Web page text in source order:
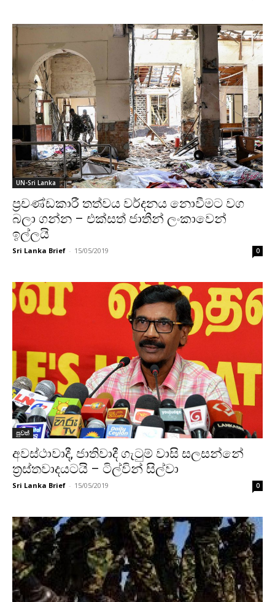
UN-Sri Lanka
ප්‍රචණ්ඩකාරී තත්වය වර්දනය ‌නොවීමට වග
බලා ගන්න – එක්සත් ජාතීන් ලංකාවෙන්
ඉල්ලයි
Sri Lanka Brief - 15/05/2019 0
පුවත්
අවස්ථාවාදී, ජාතිවාදී ගැටුම් වාසි සලසන්නේ
ත්‍රස්තවාදයටයි – ටිල්වින් සිල්වා
Sri Lanka Brief - 15/05/2019 0